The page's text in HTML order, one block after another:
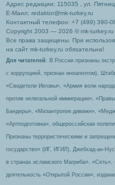
Адрес редакции: 115035 , ул.
Е-Маил: redaktor@mk-turkey.ru
Контактный телефон: +7 (499) 390-
Copyright 2003 — 2026 © mk-turkey.ru
Все права защищены. При
на сайт mk-turkey.ru обязательна!
Для читателей : В России признаны
с коррупцией, признан иноагентом),
«Свидетели Иеговы», «Армия воли
против нелегальной иммиграции»,
Бандеры», «Мизантропик дивижн»,
«Артподготовка», общероссийская
Признаны террористическими и
государство» (ИГ, ИГИЛ), Джебхад-ан-
в странах исламского Магриба»,
деятельность «Открытой России»,